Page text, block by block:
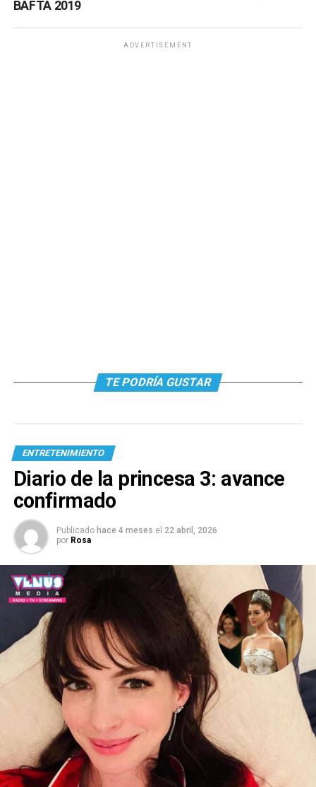
BAFTA 2019
ADVERTISEMENT
TE PODRÍA GUSTAR
ENTRETENIMIENTO
Diario de la princesa 3: avance
confirmado
Publicado hace 4 meses el 22 abril, 2026
por Rosa